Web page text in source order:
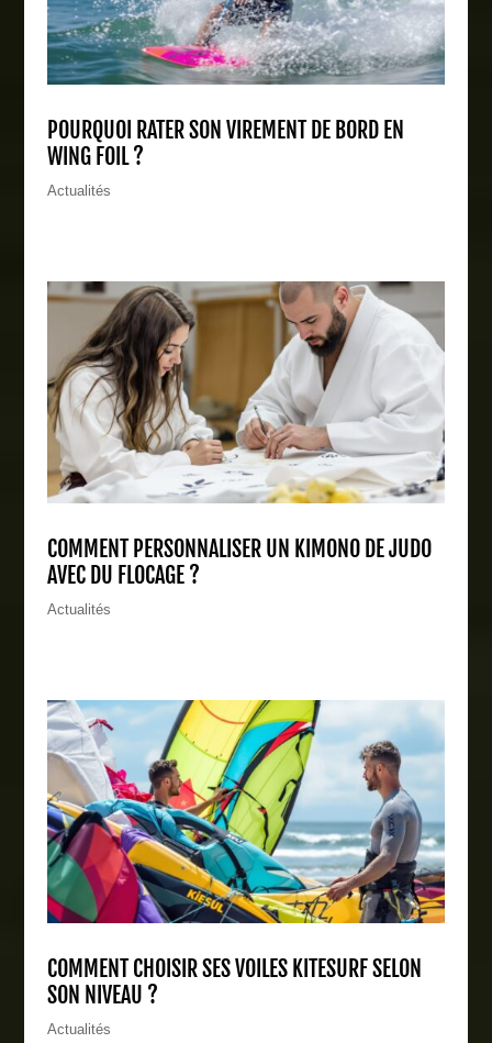
POURQUOI RATER SON VIREMENT DE BORD EN
WING FOIL ?
Actualités
COMMENT PERSONNALISER UN KIMONO DE JUDO
AVEC DU FLOCAGE ?
Actualités
COMMENT CHOISIR SES VOILES KITESURF SELON
SON NIVEAU ?
Actualités